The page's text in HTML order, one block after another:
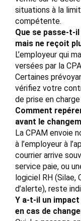
situations à la
compétente.
Que se passe-t-
mais ne reçoit
L’employeur qui
versées par la
Certaines
vérifiez votre
de prise en
Comment
avant le
La CPAM envoie
à l’employeur à
courrier arrive
service paie, ou
logiciel RH
d’alerte), reste
Y a-t-il un
en cas de